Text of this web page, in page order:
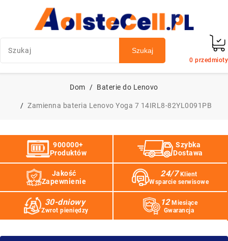
Szukaj
0 przedmioty
Dom Baterie do Lenovo
Zamienna bateria Lenovo Yoga 7 14IRL8-82YL0091PB
900000+
Produktów
Szybka
Dostawa
Jakość
Zapewnienie
24/7 Klient
Wsparcie serwisowe
30-dniowy
Zwrot pieniędzy
12 Miesiące
Gwarancja